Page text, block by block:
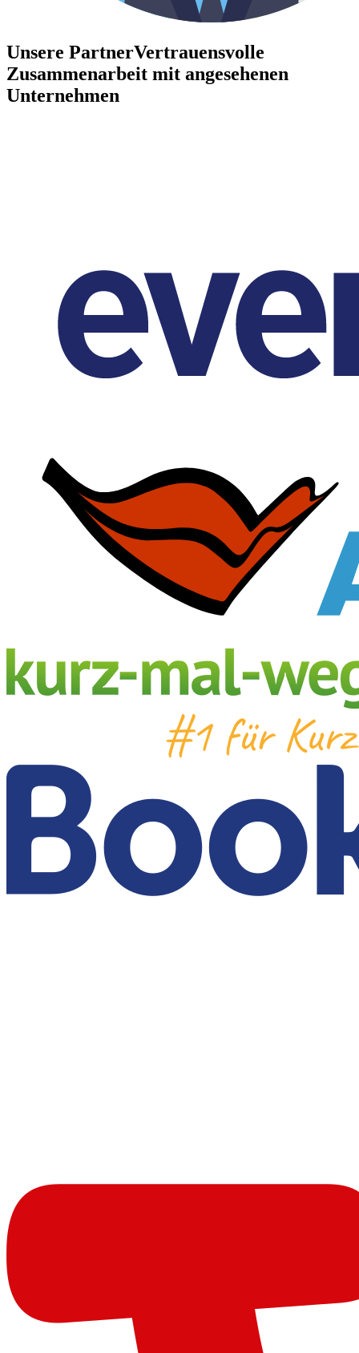
Unsere PartnerVertrauensvolle
Zusammenarbeit mit angesehenen
Unternehmen